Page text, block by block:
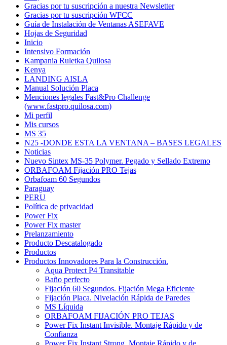
Gracias por tu suscripción a nuestra Newsletter
Gracias por tu suscripción WFCC
Guía de Instalación de Ventanas ASEFAVE
Hojas de Seguridad
Inicio
Intensivo Formación
Kampania Ruletka Quilosa
Kenya
LANDING AISLA
Manual Solución Placa
Menciones legales Fast&Pro Challenge
(www.fastpro.quilosa.com)
Mi perfil
Mis cursos
MS 35
N25 -DONDE ESTA LA VENTANA – BASES LEGALES
Noticias
Nuevo Sintex MS-35 Polymer. Pegado y Sellado Extremo
ORBAFOAM Fijación PRO Tejas
Orbafoam 60 Segundos
Paraguay
PERU
Política de privacidad
Power Fix
Power Fix master
Prelanzamiento
Producto Descatalogado
Productos
Productos Innovadores Para la Construcción.
Aqua Protect P4 Transitable
Baño perfecto
Fijación 60 Segundos. Fijación Mega Eficiente
Fijación Placa. Nivelación Rápida de Paredes
MS Líquida
ORBAFOAM FIJACIÓN PRO TEJAS
Power Fix Instant Invisible. Montaje Rápido y de
Confianza
Power Fix Instant Strong. Montaje Rápido y de